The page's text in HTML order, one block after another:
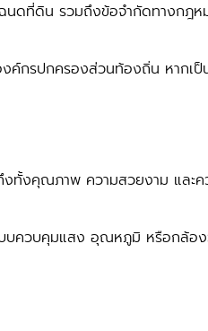
ดที่ดิน รวมถึงข้อจำกัดทางก
กรปกครองส่วนท้องถิ่น หากเป็
งทั้งคุณภาพ ความสวยงาม และค
บบควบคุมแสง อุณหภูมิ หรือก